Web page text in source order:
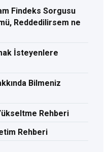
Findeks Sorgusu
Reddedilirsem ne
İsteyenlere
Bilmeniz
Rehberi
Rehberi